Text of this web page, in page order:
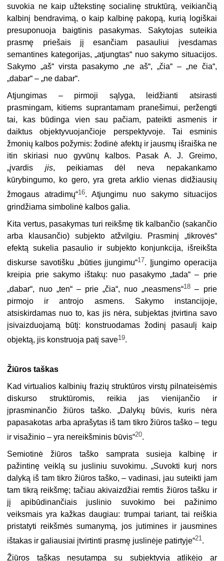
suvokia ne kaip užtekstinę socialinę struktūrą, veikiančią
kalbinį bendravimą, o kaip kalbinę pakopą, kurią logiškai
presuponuoja baigtinis pasakymas. Sakytojas suteikia
prasmę priešais jį esančiam pasauliui įvesdamas
semantines kategorijas, „atjungtas“ nuo sakymo situacijos.
Sakymo „aš“ virsta pasakymo „ne aš“, „čia“ – „ne čia“,
„dabar“ – „ne dabar“.
Atjungimas – pirmoji sąlyga, leidžianti atsirasti
prasmingam, kitiems suprantamam pranešimui, peržengti
tai, kas būdinga vien sau pačiam, pateikti asmenis ir
daiktus objektyvuojančioje perspektyvoje. Tai esminis
žmonių kalbos požymis: žodinė afektų ir jausmų išraiška ne
itin skiriasi nuo gyvūnų kalbos. Pasak A. J. Greimo,
„įvardis jis, peikiamas dėl neva nepakankamo
kūrybingumo, ko gero, yra greta arklio vienas didžiausių
žmogaus atradimų“16. Atjungimu nuo sakymo situacijos
grindžiama simbolinė kalbos galia.
Kita vertus, pasakymas turi reikšmę tik kalbančio (sakančio
arba klausančio) subjekto atžvilgiu. Prasminį „tikrovės“
efektą sukelia pasaulio ir subjekto konjunkcija, išreikšta
diskurse savotišku „būties įjungimu“17. Įjungimo operacija
kreipia prie sakymo ištakų: nuo pasakymo „tada“ – prie
„dabar“, nuo „ten“ – prie „čia“, nuo „neasmens“18 – prie
pirmojo ir antrojo asmens. Sakymo instancijoje,
atsiskirdamas nuo to, kas jis nėra, subjektas įtvirtina savo
įsivaizduojamą būtį: konstruodamas žodinį pasaulį kaip
objektą, jis konstruoja patį save19.
Žiūros taškas
Kad virtualios kalbinių frazių struktūros virstų pilnateisėmis
diskurso struktūromis, reikia jas vienijančio ir
įprasminančio žiūros taško. „Dalykų būvis, kuris nėra
papasakotas arba aprašytas iš tam tikro žiūros taško – tegu
ir visažinio – yra nereikšminis būvis“20.
Semiotinė žiūros taško samprata susieja kalbinę ir
pažintinę veiklą su jusliniu suvokimu. „Suvokti kurį nors
dalyką iš tam tikro žiūros taško, – vadinasi, jau suteikti jam
tam tikrą reikšmę; tačiau akivaizdžiai remtis žiūros tašku ir
jį apibūdinančiais juslinio suvokimo bei pažinimo
veiksmais yra kažkas daugiau: trumpai tariant, tai reiškia
pristatyti reikšmės sumanymą, jos jutimines ir jausmines
ištakas ir galiausiai įtvirtinti prasmę juslinėje patirtyje“21.
Žiūros taškas nesutampa su subjektyvia atlikėjo ar